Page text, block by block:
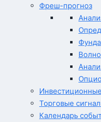
Фреш-прогноз
Торговые
Календарь